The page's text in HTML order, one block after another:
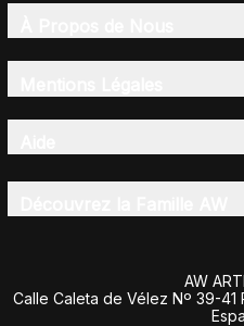
AW
Calle Caleta de Vélez Nº 39-41